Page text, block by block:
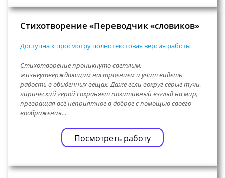
Стихотворение «Переводчик «словиков»
Доступна к просмотру полнотекстовая версия работы
Стихотворение проникнуто светлым,
жизнеутверждающим настроением и учит видеть
радость в обыденных вещах. Даже если вокруг серые тучи,
лирический герой сохраняет позитивный взгляд на мир,
превращая всё неприятное в доброе с помощью своего
воображения…
Посмотреть работу